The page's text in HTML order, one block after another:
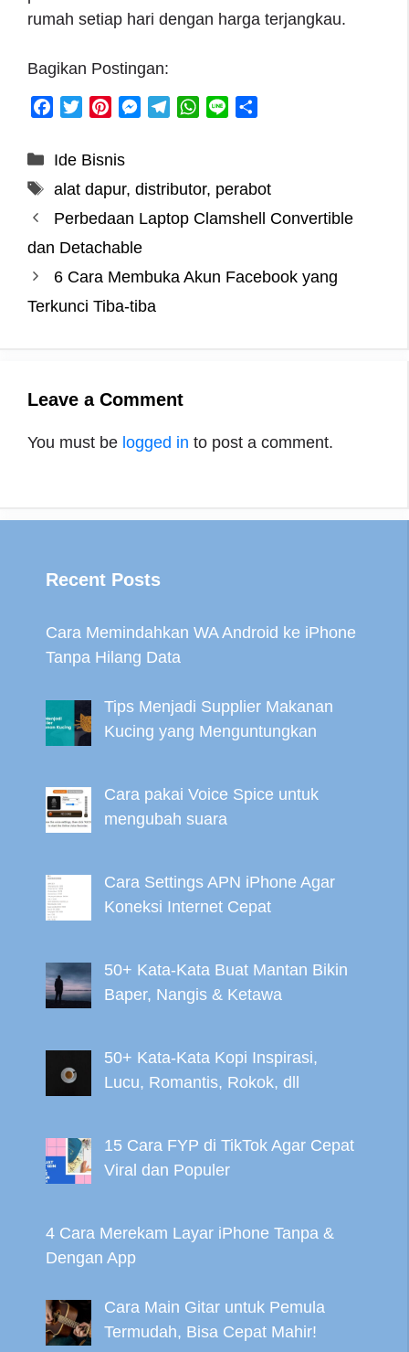
rumah setiap hari dengan harga terjangkau.
Bagikan Postingan:
b
o
t
e
n
e
r
t
M
e
n
r
g
r
W
s
A
e
Categories
Ide Bisnis
Tags
alat dapur, distributor, perabot
Perbedaan Laptop Clamshell Convertible
dan Detachable
6 Cara Membuka Akun Facebook yang
Terkunci Tiba-tiba
Leave a Comment
You must be logged in to post a comment.
Recent Posts
Cara Memindahkan WA Android ke iPhone
Tanpa Hilang Data
Tips Menjadi Supplier Makanan
Kucing yang Menguntungkan
Cara pakai Voice Spice untuk
mengubah suara
Cara Settings APN iPhone Agar
Koneksi Internet Cepat
50+ Kata-Kata Buat Mantan Bikin
Baper, Nangis & Ketawa
50+ Kata-Kata Kopi Inspirasi,
Lucu, Romantis, Rokok, dll
15 Cara FYP di TikTok Agar Cepat
Viral dan Populer
4 Cara Merekam Layar iPhone Tanpa &
Dengan App
Cara Main Gitar untuk Pemula
Termudah, Bisa Cepat Mahir!